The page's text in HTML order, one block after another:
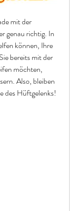
mit der
genau richtig. In
können, Ihre
bereits mit der
möchten,
Also, bleiben
des Hüftgelenks!